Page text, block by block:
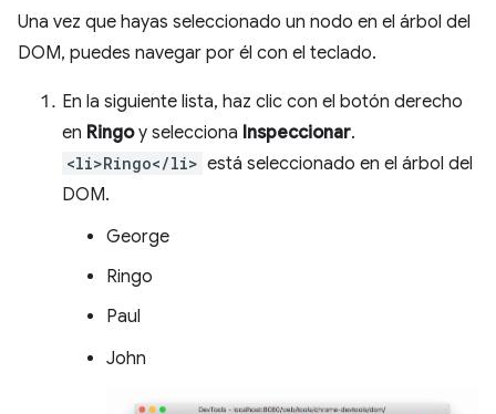
Una vez que hayas seleccionado un nodo en el árbol del
DOM, puedes navegar por él con el teclado.
En la siguiente lista, haz clic con el botón derecho
en Ringoy selecciona Inspeccionar.
<li>Ringo</li> está seleccionado en el árbol del
DOM.
George
Ringo
Paul
John